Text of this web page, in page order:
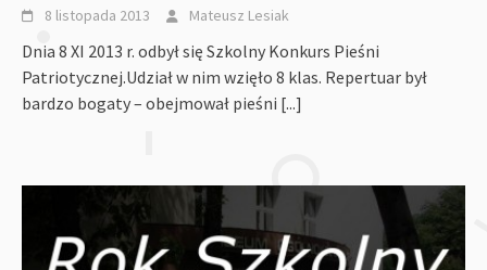
8 listopada 2013 Mateusz Lesiak
Dnia 8 XI 2013 r. odbył się Szkolny Konkurs Pieśni
Patriotycznej.Udział w nim wzięło 8 klas. Repertuar był
bardzo bogaty – obejmował pieśni [...]